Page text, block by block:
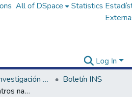
All of DSpace Statistics
Log In
Dirección de Investigación e Innovación en Salud
Boletín INS
Reportes de los centros nacionales